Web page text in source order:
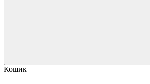
Кошик